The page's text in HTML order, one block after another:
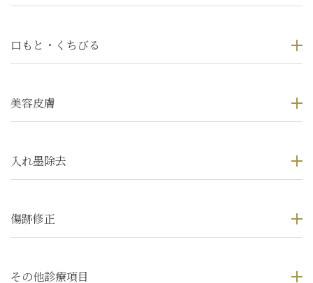
口もと・くちびる
美容皮膚
入れ墨除去
傷跡修正
その他診療項目